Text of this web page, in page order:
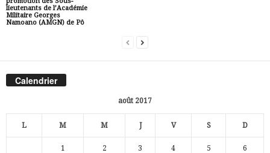
lieutenants de l’Académie
Militaire Georges
Namoano (AMGN) de Pô
Calendrier
août 2017
L M M J V S D
1 2 3 4 5 6